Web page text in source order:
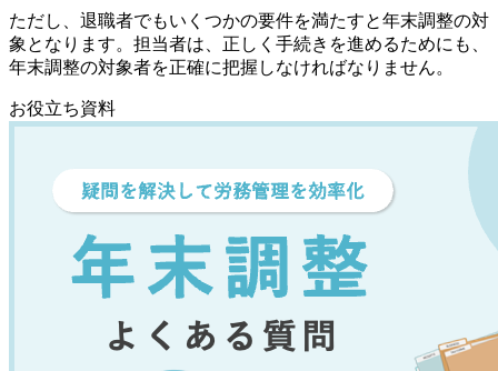
ただし、退職者でもいくつかの要件を満たすと年末調整の対
象となります。担当者は、正しく手続きを進めるためにも、
年末調整の対象者を正確に把握しなければなりません。
お役立ち資料